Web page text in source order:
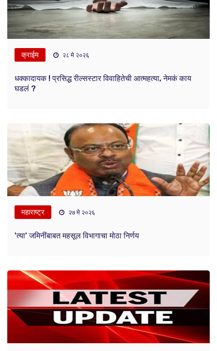
क्राईम २८ मे २०२६
धक्कादायक ! प्रसिद्ध रील्सस्टार विवाहितेची आत्महत्या, नेमकं काय
घडलं ?
महाराष्ट्र २७ मे २०२६
'त्या' जमिनींबाबत महसूल विभागाचा मोठा निर्णय